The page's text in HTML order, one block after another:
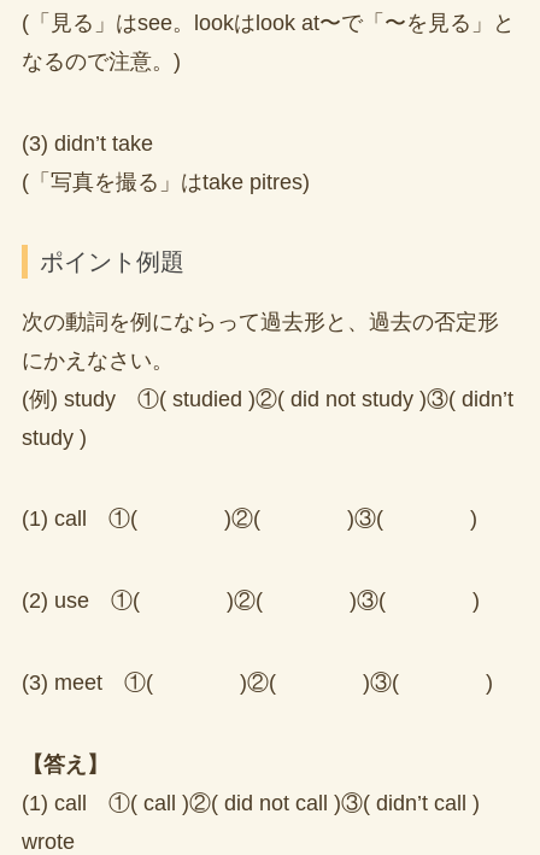
(「見る」はsee。lookはlook at〜で「〜を見る」と
なるので注意。)
(3) didn’t take
(「写真を撮る」はtake pitres)
ポイント例題
次の動詞を例にならって過去形と、過去の否定形
にかえなさい。
(例) study ①( studied )②( did not study )③( didn’t
study )
(1) call ①( )②( )③( )
(2) use ①( )②( )③( )
(3) meet ①( )②( )③( )
【答え】
(1) call ①( call )②( did not call )③( didn’t call )
wrote